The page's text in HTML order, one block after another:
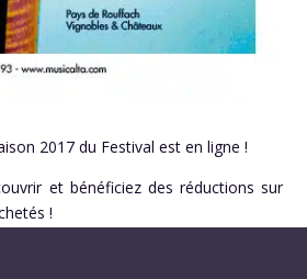
2017 du Festival est en ligne !
et bénéficiez des réductions sur
!